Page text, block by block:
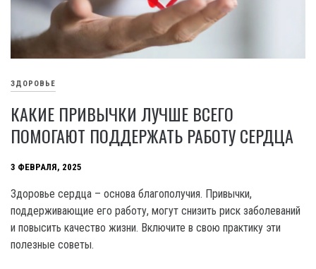
ЗДОРОВЬЕ
КАКИЕ ПРИВЫЧКИ ЛУЧШЕ ВСЕГО
ПОМОГАЮТ ПОДДЕРЖАТЬ РАБОТУ СЕРДЦА
3 ФЕВРАЛЯ, 2025
Здоровье сердца – основа благополучия. Привычки,
поддерживающие его работу, могут снизить риск заболеваний
и повысить качество жизни. Включите в свою практику эти
полезные советы.